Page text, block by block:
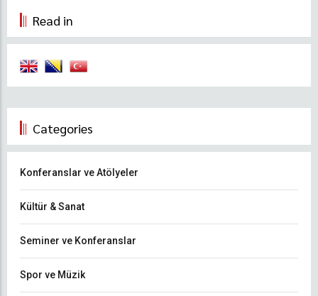
Read in
Categories
Konferanslar ve Atölyeler
Kültür & Sanat
Seminer ve Konferanslar
Spor ve Müzik